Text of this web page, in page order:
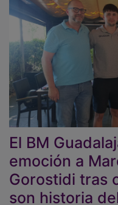
El BM
emoción a
Gorostidi tras
son historia